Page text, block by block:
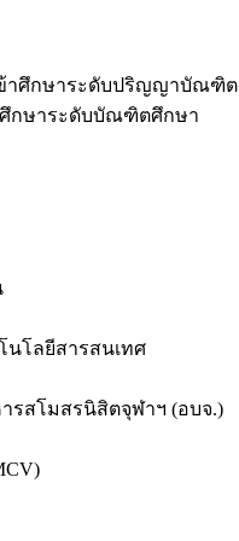
าศึกษาระดับปริญญาบัณฑิต
ศึกษาระดับบัณฑิตศึกษา
นโลยีสารสนเทศ
รสโมสรนิสิตจุฬาฯ (อบจ.)